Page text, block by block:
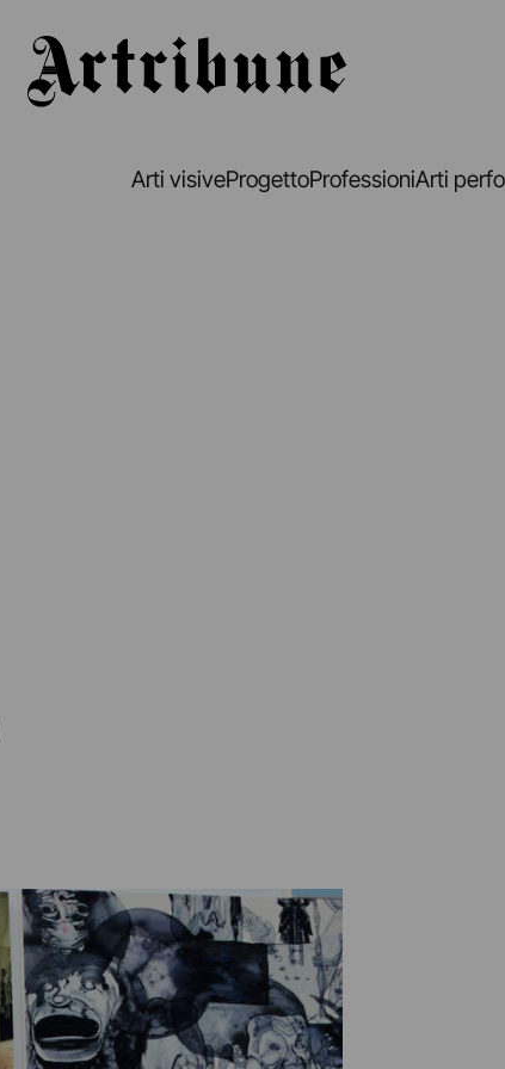
Arti visiveProgettoProfessioniArti